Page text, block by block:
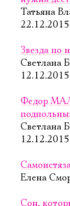
Татьяна
22.12.2015
Звезда по
Светлана
12.12.2015
Федор
Светлана
12.12.2015
Елена
Сон,